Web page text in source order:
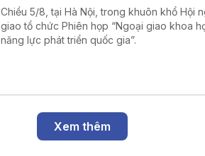
Chiều 5/8, tại Hà Nội, trong khuôn khổ Hội
giao tổ chức Phiên họp “Ngoại giao khoa
năng lực phát triển quốc gia”.
Xem thêm